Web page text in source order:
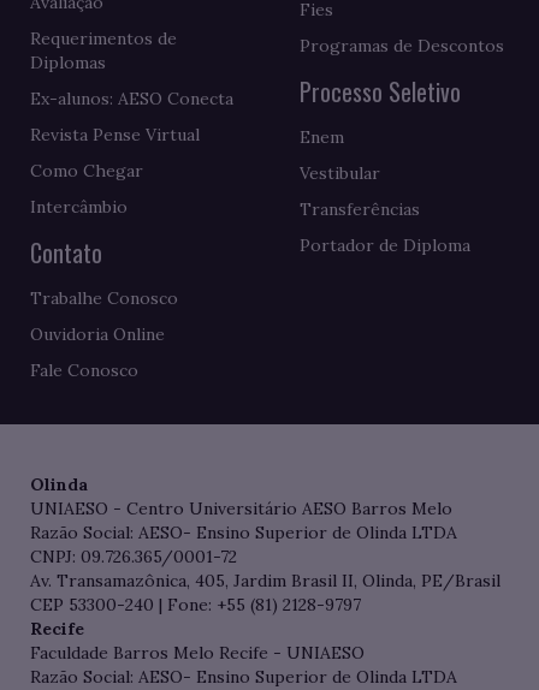
Requerimentos de
Diplomas
Ex-alunos: AESO Conecta
Revista Pense Virtual
Como Chegar
Intercâmbio
Contato
Trabalhe Conosco
Ouvidoria Online
Fale Conosco
Fies
Programas de Descontos
Processo Seletivo
Enem
Vestibular
Transferências
Portador de Diploma
Olinda
UNIAESO - Centro Universitário AESO Barros Melo
Razão Social: AESO- Ensino Superior de Olinda LTDA
CNPJ: 09.726.365/0001-72
Av. Transamazônica, 405, Jardim Brasil II, Olinda, PE/Brasil
CEP 53300-240 | Fone: +55 (81) 2128-9797
Recife
Faculdade Barros Melo Recife - UNIAESO
Razão Social: AESO- Ensino Superior de Olinda LTDA